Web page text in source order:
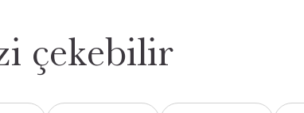
çekebilir